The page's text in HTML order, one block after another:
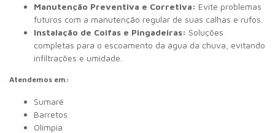
Manutenção Preventiva e Corretiva: Evite problemas
futuros com a manutenção regular de suas calhas e rufos.
Instalação de Coifas e Pingadeiras: Soluções
completas para o escoamento da água da chuva, evitando
infiltrações e umidade.
Atendemos em:
Sumaré
Barretos
Olímpia